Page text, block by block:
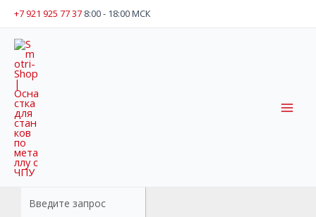
Перейти
содержимому
+7 921 925 77 37 8:00 - 18:00 МСК
товаров